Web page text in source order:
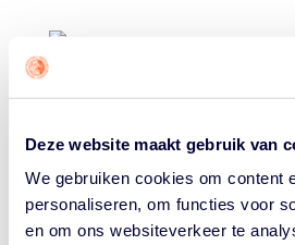
Deze website maakt gebruik van
We gebruiken cookies om content
personaliseren, om functies voor
en om ons websiteverkeer te
stil. Dit kan voor
problemen met zich meebrengen.
ondersteunen zijn er een aantal
ervoor kunnen zorgen dat uw
crisis doorkomt.